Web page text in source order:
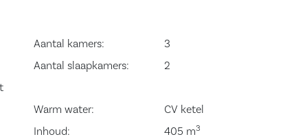
Aantal kamers: 3
Aantal slaapkamers: 2
Warm water: CV ketel
Inhoud:
405 m3